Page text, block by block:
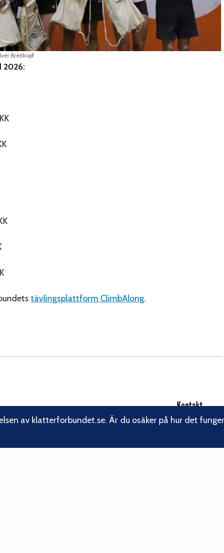
Breitkopf
2026:
tävlingsplattform ClimbAlong.
Kontakt
Svenska
116 65
av klatterforbundet.se. Är du osäker på hur det